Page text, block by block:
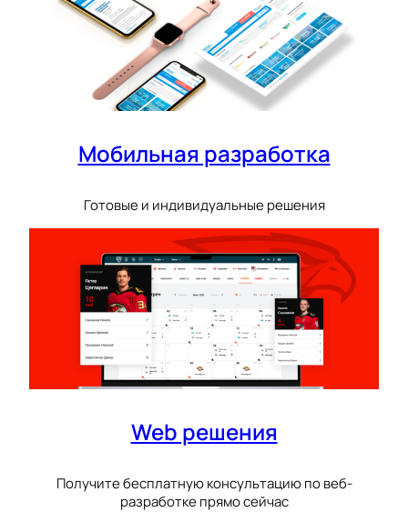
Мобильная разработка
Готовые и индивидуальные решения
Web решения
Получите бесплатную консультацию по веб-
разработке прямо сейчас